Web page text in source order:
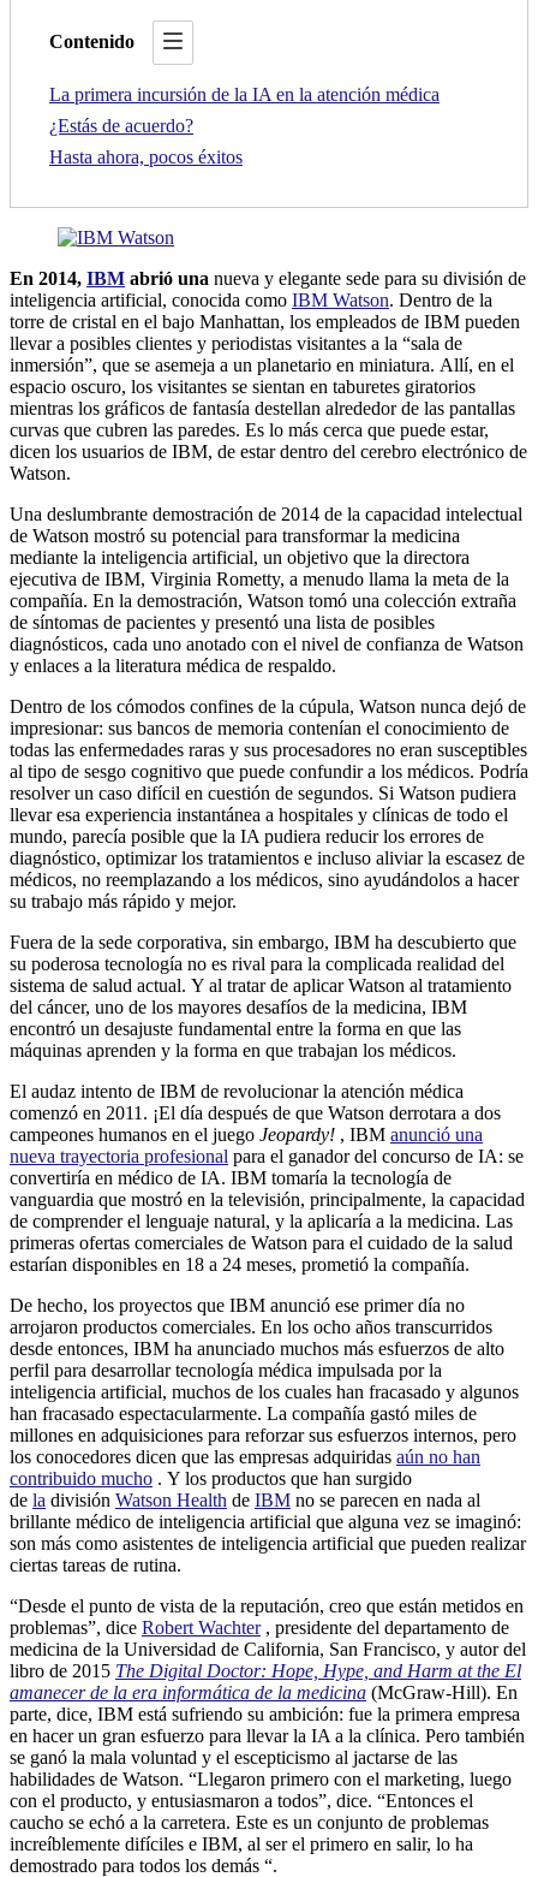
Contenido
La primera incursión de la IA en la atención médica
¿Estás de acuerdo?
Hasta ahora, pocos éxitos
En 2014, IBM abrió una nueva y elegante sede para su división de
inteligencia artificial, conocida como IBM Watson. Dentro de la
torre de cristal en el bajo Manhattan, los empleados de IBM pueden
llevar a posibles clientes y periodistas visitantes a la “sala de
inmersión”, que se asemeja a un planetario en miniatura. Allí, en el
espacio oscuro, los visitantes se sientan en taburetes giratorios
mientras los gráficos de fantasía destellan alrededor de las pantallas
curvas que cubren las paredes. Es lo más cerca que puede estar,
dicen los usuarios de IBM, de estar dentro del cerebro electrónico de
Watson.
Una deslumbrante demostración de 2014 de la capacidad intelectual
de Watson mostró su potencial para transformar la medicina
mediante la inteligencia artificial, un objetivo que la directora
ejecutiva de IBM, Virginia Rometty, a menudo llama la meta de la
compañía. En la demostración, Watson tomó una colección extraña
de síntomas de pacientes y presentó una lista de posibles
diagnósticos, cada uno anotado con el nivel de confianza de Watson
y enlaces a la literatura médica de respaldo.
Dentro de los cómodos confines de la cúpula, Watson nunca dejó de
impresionar: sus bancos de memoria contenían el conocimiento de
todas las enfermedades raras y sus procesadores no eran susceptibles
al tipo de sesgo cognitivo que puede confundir a los médicos. Podría
resolver un caso difícil en cuestión de segundos. Si Watson pudiera
llevar esa experiencia instantánea a hospitales y clínicas de todo el
mundo, parecía posible que la IA pudiera reducir los errores de
diagnóstico, optimizar los tratamientos e incluso aliviar la escasez de
médicos, no reemplazando a los médicos, sino ayudándolos a hacer
su trabajo más rápido y mejor.
Fuera de la sede corporativa, sin embargo, IBM ha descubierto que
su poderosa tecnología no es rival para la complicada realidad del
sistema de salud actual. Y al tratar de aplicar Watson al tratamiento
del cáncer, uno de los mayores desafíos de la medicina, IBM
encontró un desajuste fundamental entre la forma en que las
máquinas aprenden y la forma en que trabajan los médicos.
El audaz intento de IBM de revolucionar la atención médica
comenzó en 2011. ¡El día después de que Watson derrotara a dos
campeones humanos en el juego Jeopardy! , IBM anunció una
nueva trayectoria profesional para el ganador del concurso de IA: se
convertiría en médico de IA. IBM tomaría la tecnología de
vanguardia que mostró en la televisión, principalmente, la capacidad
de comprender el lenguaje natural, y la aplicaría a la medicina. Las
primeras ofertas comerciales de Watson para el cuidado de la salud
estarían disponibles en 18 a 24 meses, prometió la compañía.
De hecho, los proyectos que IBM anunció ese primer día no
arrojaron productos comerciales. En los ocho años transcurridos
desde entonces, IBM ha anunciado muchos más esfuerzos de alto
perfil para desarrollar tecnología médica impulsada por la
inteligencia artificial, muchos de los cuales han fracasado y algunos
han fracasado espectacularmente. La compañía gastó miles de
millones en adquisiciones para reforzar sus esfuerzos internos, pero
los conocedores dicen que las empresas adquiridas aún no han
contribuido mucho . Y los productos que han surgido
de la división Watson Health de IBM no se parecen en nada al
brillante médico de inteligencia artificial que alguna vez se imaginó:
son más como asistentes de inteligencia artificial que pueden realizar
ciertas tareas de rutina.
“Desde el punto de vista de la reputación, creo que están metidos en
problemas”, dice Robert Wachter, presidente del departamento de
medicina de la Universidad de California, San Francisco, y autor del
libro de 2015 The Digital Doctor: Hope, Hype, and Harm at the El
amanecer de la era informática de la medicina (McGraw-Hill). En
parte, dice, IBM está sufriendo su ambición: fue la primera empresa
en hacer un gran esfuerzo para llevar la IA a la clínica. Pero también
se ganó la mala voluntad y el escepticismo al jactarse de las
habilidades de Watson. “Llegaron primero con el marketing, luego
con el producto, y entusiasmaron a todos”, dice. “Entonces el
caucho se echó a la carretera. Este es un conjunto de problemas
increíblemente difíciles e IBM, al ser el primero en salir, lo ha
demostrado para todos los demás “.